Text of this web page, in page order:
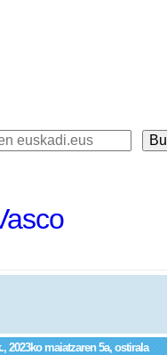
2023ko maiatzaren 5a, ostirala